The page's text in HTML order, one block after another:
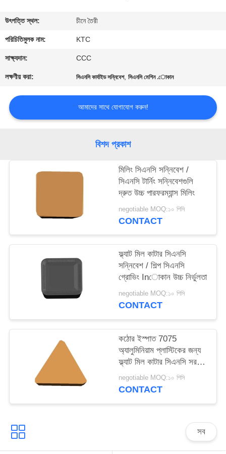
যোগাযোগ
করুন
উদ্ধৃতির
জন্য
আবেদন
সাইট
PRIVACY
POLICY
উৎপত্তি স্থল: চীনে তৈরী
পরিচিতিমুলক নাম: KTC
সাক্ষ্যদান: CCC
লক্ষণীয় করা: সিএনসি কার্বাইড সন্নিবেশ,সিএনসি মেশিন .োকান
আমাদের সাথে যোগাযোগ করুন!
বিশদ প্রকাশ
মিলিং সিএনসি সন্নিবেশ /
সিএনসি টার্নিং সন্নিবেশগুলি
দ্রুত উচ্চ পারফরম্যান্স মিলিং
negotiable MOQ:১০ পিসি
CONTACT
ফ্ল্যাট মিল কাটার সিএনসি
সন্নিবেশ / শিল্প সিএনসি
গ্রোভিং Inোকান উচ্চ নির্ভুলতা
negotiable MOQ:১০ পিসি
CONTACT
কঠোর ইস্পাত 7075
অ্যালুমিনিয়াম প্লাস্টিকের জন্য
ফ্ল্যাট মিল কাটার সিএনসি সরঞ্জাম
প্রবেশ করান
negotiable MOQ:১০ পিসি
CONTACT
সব